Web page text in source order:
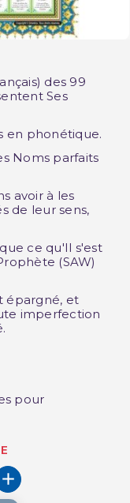
des 99
Ses
en phonétique.
Noms parfaits
avoir à les
de leur sens,
ce qu'Il s'est
(SAW)
épargné, et
imperfection
pour